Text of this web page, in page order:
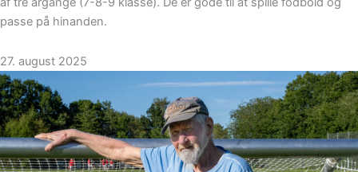
passe på hinanden.
27. august 2025